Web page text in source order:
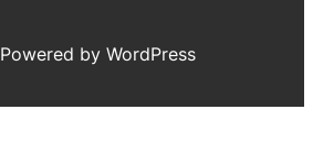
Powered by WordPress